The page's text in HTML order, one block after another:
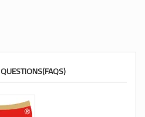
QUESTIONS(FAQS)